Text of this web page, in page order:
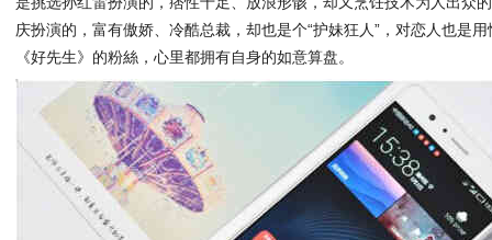
庆扮演的，富有傲娇、冷酷总裁，却也是个“护妹狂人”，对恋人也是
《好先生》的粉絲，心里都拥有自身的如意算盘。